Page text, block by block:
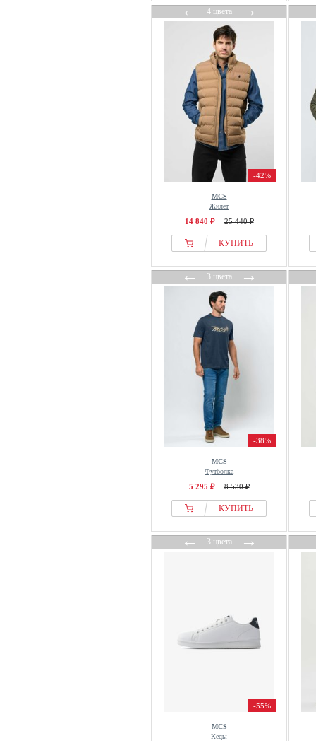
←4 цвета→
-42%
MCS
Жилет
14 840 ₽ 25 440 ₽
КУПИТЬ
←3 цвета→
-38%
MCS
Футболка
5 295 ₽ 8 530 ₽
КУПИТЬ
←3 цвета→
-55%
MCS
Кеды